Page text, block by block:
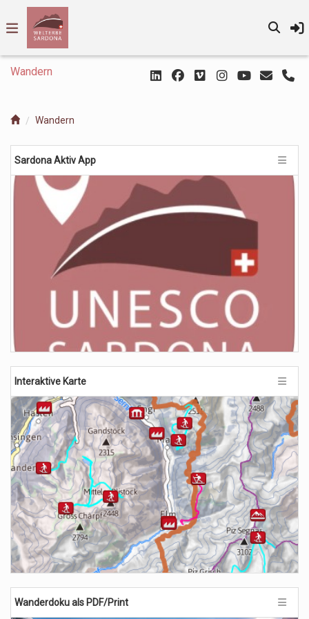
Wandern
Wandern
Sardona Aktiv App
Interaktive Karte
Wanderdoku als PDF/Print